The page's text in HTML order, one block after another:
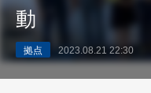
動
拠点 2023.08.21 22:30